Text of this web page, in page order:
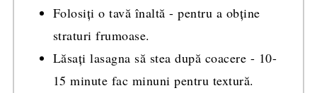
Folosiți o tavă înaltă - pentru a obține
straturi frumoase.
Lăsați lasagna să stea după coacere - 10-
15 minute fac minuni pentru textură.